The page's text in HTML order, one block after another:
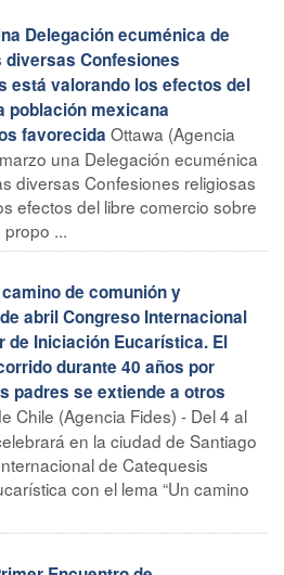
Delegación ecuménica de
diversas Confesiones
está valorando los efectos del
población mexicana
favorecida Ottawa (Agencia
una Delegación ecuménica
diversas Confesiones religiosas
efectos del libre comercio sobre
...
camino de comunión y
abril Congreso Internacional
de Iniciación Eucarística. El
durante 40 años por
padres se extiende a otros
Chile (Agencia Fides) - Del 4 al
en la ciudad de Santiago
de Catequesis
con el lema “Un camino